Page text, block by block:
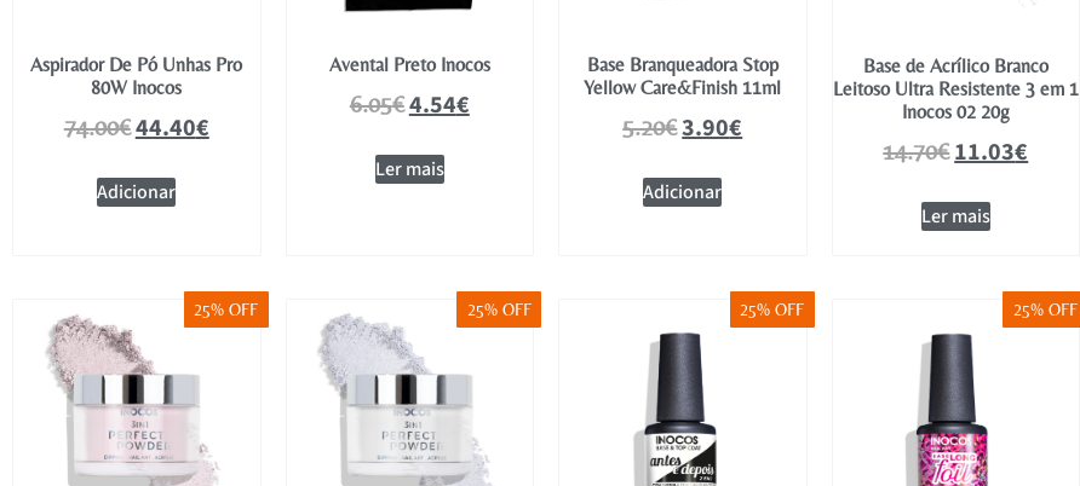
Aspirador De Pó Unhas Pro
80W Inocos
74.00€44.40€
Adicionar
Avental Preto Inocos
6.05€4.54€
Ler mais
Base Branqueadora Stop
Yellow Care&Finish 11ml
5.20€3.90€
Adicionar
Base de Acrílico Branco
Leitoso Ultra Resistente 3 em 1
Inocos 02 20g
14.70€ 11.03€
Ler mais
25% OFF 25% OFF 25% OFF 25% OFF